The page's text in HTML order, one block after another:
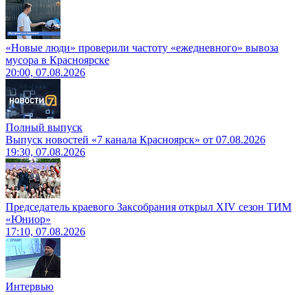
«Новые люди» проверили частоту «ежедневного» вывоза
мусора в Красноярске
20:00, 07.08.2026
Полный выпуск
Выпуск новостей «7 канала Красноярск» от 07.08.2026
19:30, 07.08.2026
Председатель краевого Заксобрания открыл XIV сезон ТИМ
«Юниор»
17:10, 07.08.2026
Интервью